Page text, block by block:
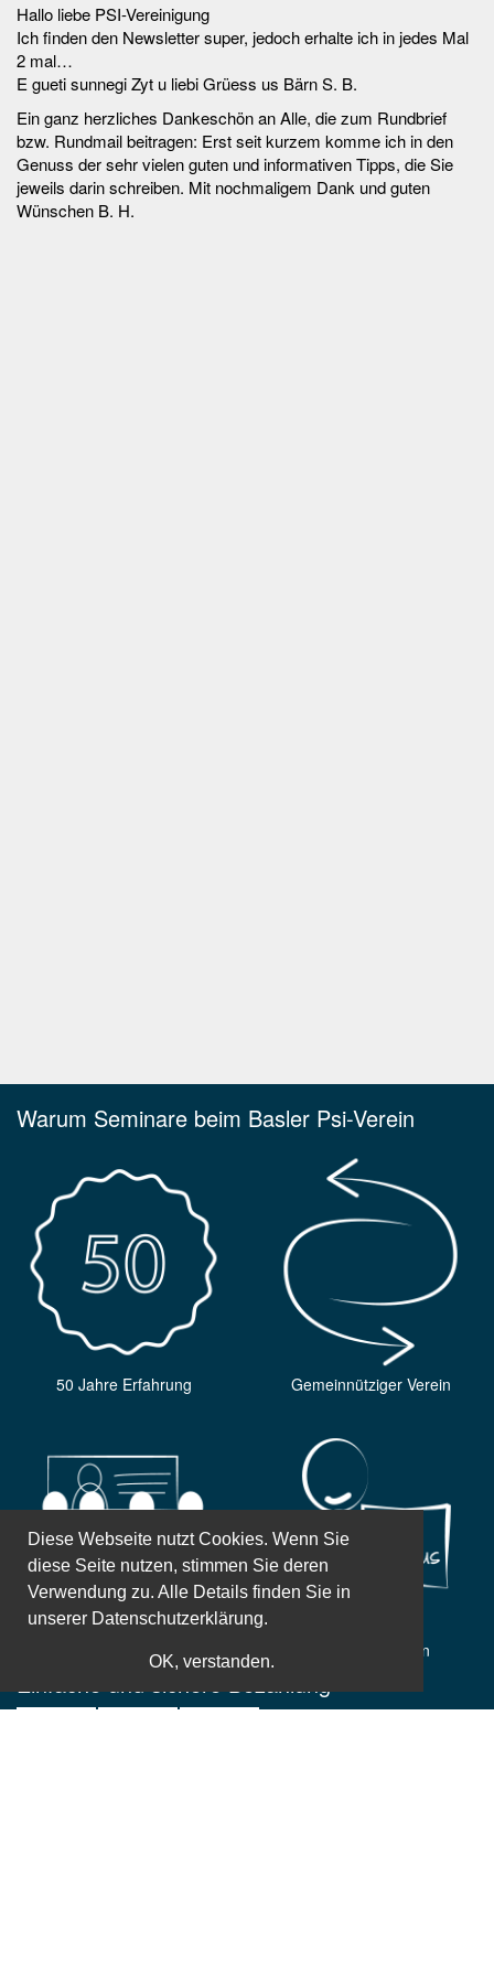
Diese Webseite nutzt Cookies. Wenn Sie
diese Seite nutzen, stimmen Sie deren
Verwendung zu. Alle Details finden Sie in
unserer Datenschutzerklärung.
OK, verstanden.
Hallo liebe PSI-Vereinigung
Ich finden den Newsletter super, jedoch erhalte ich in jedes Mal
2 mal…
E gueti sunnegi Zyt u liebi Grüess us Bärn S. B.
Ein ganz herzliches Dankeschön an Alle, die zum Rundbrief
bzw. Rundmail beitragen: Erst seit kurzem komme ich in den
Genuss der sehr vielen guten und informativen Tipps, die Sie
jeweils darin schreiben. Mit nochmaligem Dank und guten
Wünschen B. H.
Warum Seminare beim Basler Psi-Verein
50 Jahre Erfahrung Gemeinnütziger Verein
Weltbekannte Referenten Zusatzleistungen
Einfache und sichere Bezahlung